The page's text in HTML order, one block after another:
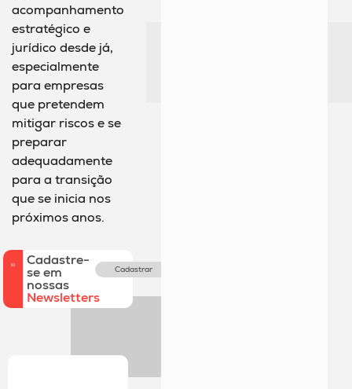
acompanhamento
estratégico e
jurídico desde já,
especialmente
para empresas
que pretendem
mitigar riscos e se
preparar
adequadamente
para a transição
que se inicia nos
próximos anos.
Cadastre-
se em
nossas
Newsletters
Cadastrar